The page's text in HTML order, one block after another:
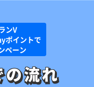
ンV
ポイントで
ペーン
の流れ
の流れ